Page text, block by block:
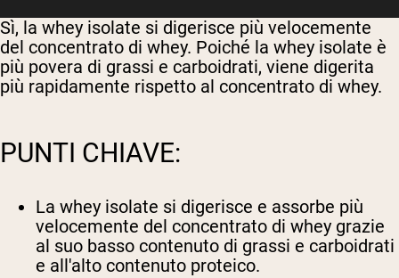
Sì, la whey isolate si digerisce più velocemente
del concentrato di whey. Poiché la whey isolate è
più povera di grassi e carboidrati, viene digerita
più rapidamente rispetto al concentrato di whey.
PUNTI CHIAVE:
La whey isolate si digerisce e assorbe più
velocemente del concentrato di whey grazie
al suo basso contenuto di grassi e carboidrati
e all'alto contenuto proteico.